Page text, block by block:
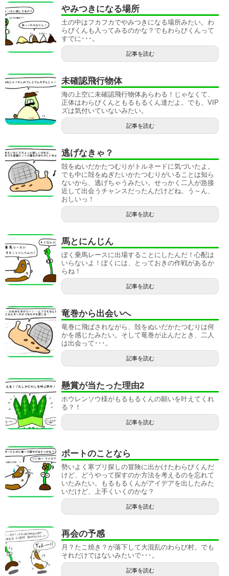
やみつきになる場所
土の中はフカフカでやみつきになる場所みたい。わ
らびくんも入ってみるのかな？でもわらびくんって
すでに･･･。
記事を読む
未確認飛行物体
海の上空に未確認飛行物体あらわる！じゃなくて、
正体はわらびくんともるもるくん達だよ。でも、VIP
ズは気付いていないみたい。
記事を読む
逃げなきゃ？
殻をぬいだかたつむりがトルネードに気づいたよ。
でも中に殻をぬぎたいかたつむりがいることは知ら
ないから、逃げちゃうみたい。せっかく二人が急接
近して出会うチャンスだったんだけどね。う～ん、
おしいっ！
記事を読む
馬とにんじん
ぼく乗馬レースに出場することにしたんだ！心配は
いらないよ！ぼくには、とっておきの作戦があるか
らね！
記事を読む
竜巻から出会いへ
竜巻に飛ばされながら、殻をぬいだかたつむりは何
かを感じたみたい。そして竜巻が止んだとき、二人
は出会って･･･。
記事を読む
懸賞が当たった理由2
ホウレンソウ様がもるもるくんの願いを叶えてくれ
る？！
記事を読む
ボートのことなら
勢いよく寒ブリ探しの冒険に出かけたわらびくんだ
けど、どうやって探すのか方法を考えるのを忘れて
いたみたい。もるもるくんがアイデアを出したみた
いだけど、上手くいくのかな？
記事を読む
再会の予感
月？たこ焼き？が落下して大混乱のわらび村。でも
それだけではないみたいで･･･。
記事を読む